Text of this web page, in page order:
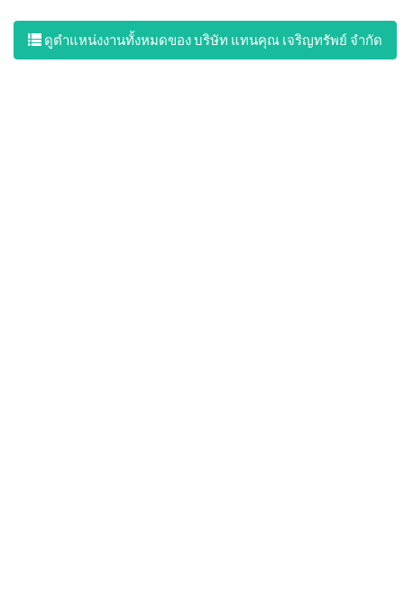
ดูตำแหน่งงานทั้งหมดของ บริษัท แทนคุณ เจริญทรัพย์ จำกัด